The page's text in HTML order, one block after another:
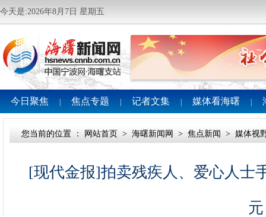
今天是:2026年8月7日 星期五
今日聚焦 焦点专题 记者文集 媒体看海曙
您当前的位置 ： 网站首页 > 海曙新闻网 > 焦点新闻 > 媒体视
[现代金报]拍卖残疾人、爱心人士
元